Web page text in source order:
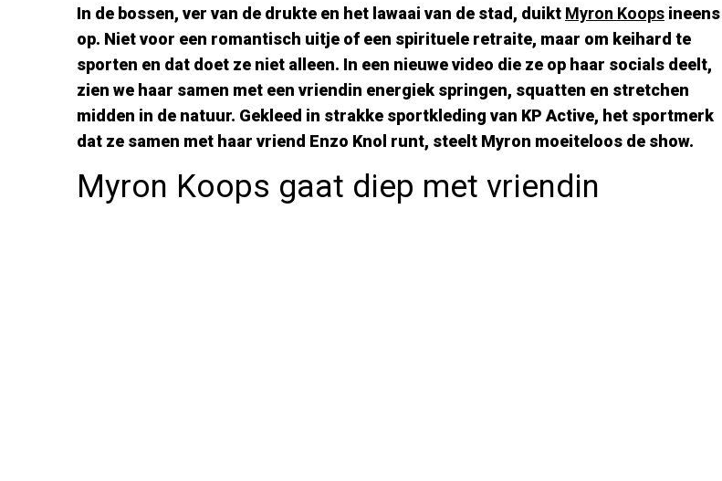
In de bossen, ver van de drukte en het lawaai van de stad, duikt Myron Koops ineens
op. Niet voor een romantisch uitje of een spirituele retraite, maar om keihard te
sporten en dat doet ze niet alleen. In een nieuwe video die ze op haar socials deelt,
zien we haar samen met een vriendin energiek springen, squatten en stretchen
midden in de natuur. Gekleed in strakke sportkleding van KP Active, het sportmerk
dat ze samen met haar vriend Enzo Knol runt, steelt Myron moeiteloos de show.
Myron Koops gaat diep met vriendin